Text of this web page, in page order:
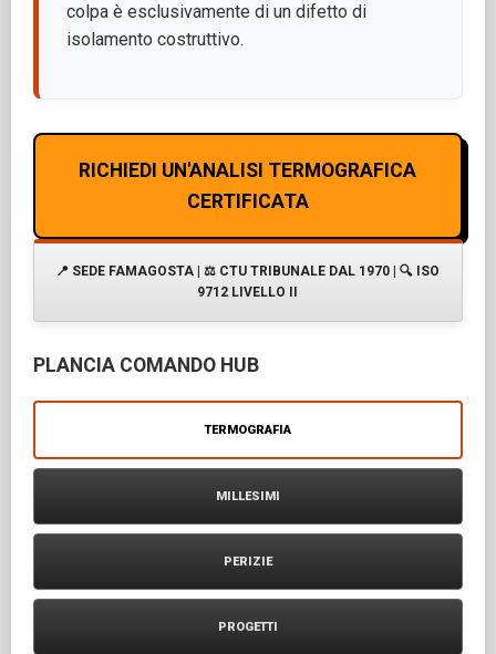
colpa è esclusivamente di un difetto di
isolamento costruttivo.
RICHIEDI UN'ANALISI TERMOGRAFICA
CERTIFICATA
📍 SEDE FAMAGOSTA | ⚖️ CTU TRIBUNALE DAL 1970 | 🔍 ISO
9712 LIVELLO II
PLANCIA COMANDO HUB
TERMOGRAFIA
MILLESIMI
PERIZIE
PROGETTI